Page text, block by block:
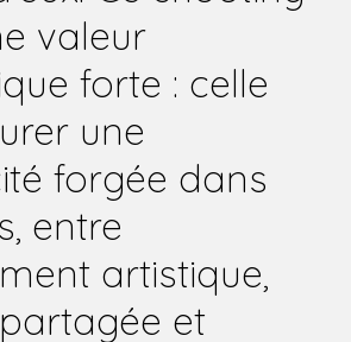
valeur
forte : celle
une
forgée dans
entre
artistique,
et